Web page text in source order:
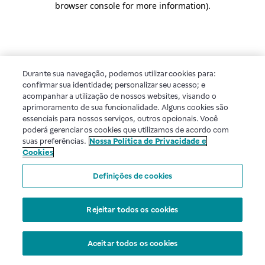
browser console for more information).
Durante sua navegação, podemos utilizar cookies para:
confirmar sua identidade; personalizar seu acesso; e
acompanhar a utilização de nossos websites, visando o
aprimoramento de sua funcionalidade. Alguns cookies são
essenciais para nossos serviços, outros opcionais. Você
poderá gerenciar os cookies que utilizamos de acordo com
suas preferências. Nossa Política de Privacidade e
Cookies
Definições de cookies
Rejeitar todos os cookies
Aceitar todos os cookies